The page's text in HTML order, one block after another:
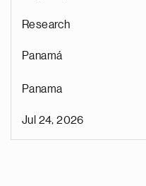
Research
Panamá
Panama
Jul 24, 2026